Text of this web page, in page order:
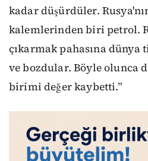
kadar düşürdüler.
kalemlerinden biri petrol.
çıkarmak pahasına
ve bozdular. Böyle olunca
birimi değer kaybetti.”